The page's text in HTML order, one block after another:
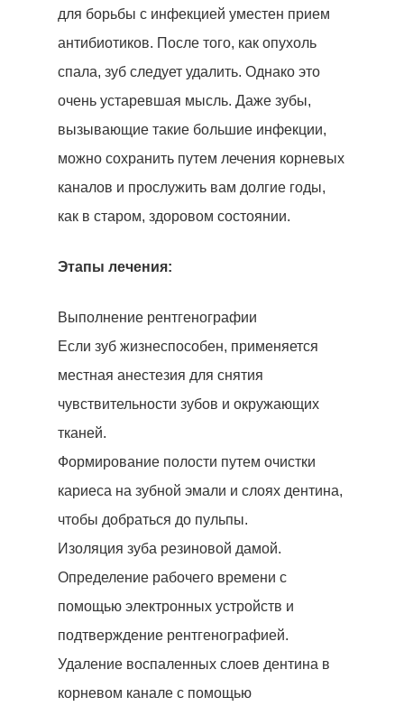
для борьбы с инфекцией уместен прием
антибиотиков. После того, как опухоль
спала, зуб следует удалить. Однако это
очень устаревшая мысль. Даже зубы,
вызывающие такие большие инфекции,
можно сохранить путем лечения корневых
каналов и прослужить вам долгие годы,
как в старом, здоровом состоянии.
Этапы лечения:
Выполнение рентгенографии
Если зуб жизнеспособен, применяется
местная анестезия для снятия
чувствительности зубов и окружающих
тканей.
Формирование полости путем очистки
кариеса на зубной эмали и слоях дентина,
чтобы добраться до пульпы.
Изоляция зуба резиновой дамой.
Определение рабочего времени с
помощью электронных устройств и
подтверждение рентгенографией.
Удаление воспаленных слоев дентина в
корневом канале с помощью
Лечение
Наши Врачи
Стоматологический
До После